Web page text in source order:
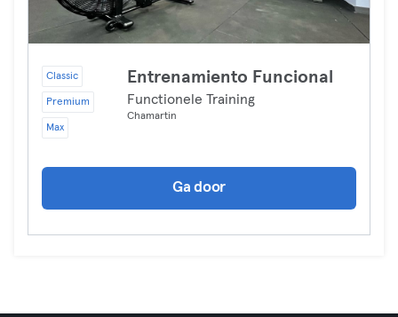
Classic
Premium
Max
Entrenamiento Funcional
Functionele Training
Chamartin
Ga door